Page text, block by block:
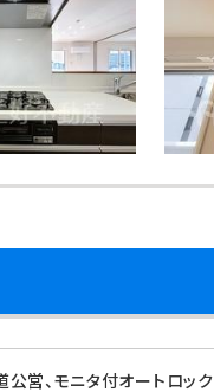
公営、モニタ付オートロック